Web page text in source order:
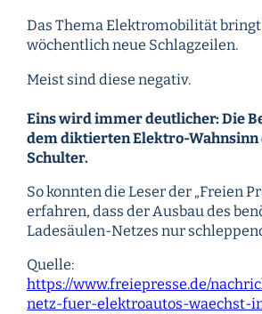
Das Thema Elektromobilität
wöchentlich neue Schlagzeilen.
Meist sind diese negativ.
Eins wird immer deutlicher: Die
dem diktierten Elektro-Wahnsinn
Schulter.
So konnten die Leser der „Freien
erfahren, dass der Ausbau des
Ladesäulen-Netzes nur
Quelle:
https://www.freiepresse.de/
netz-fuer-elektroautos-waechst-